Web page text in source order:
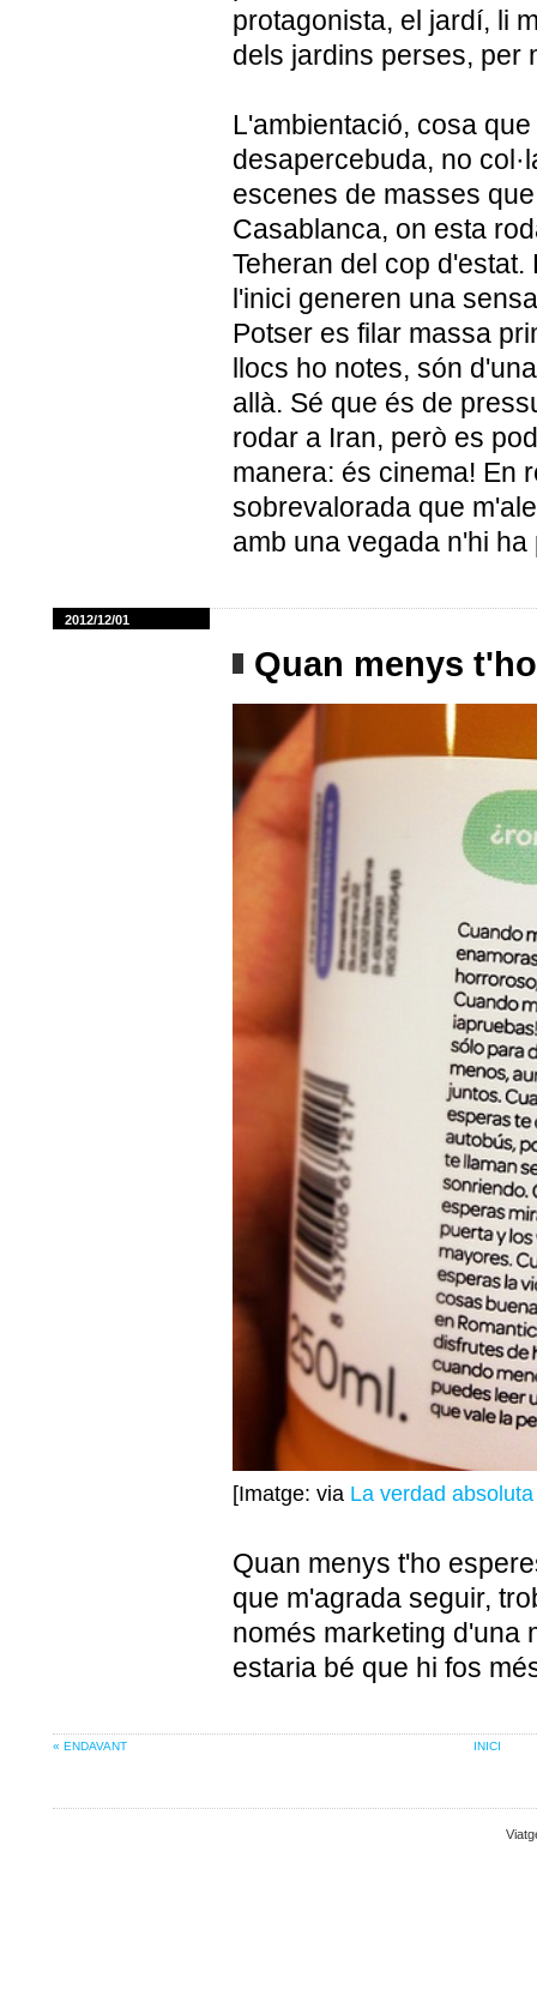
protagonista, el jardí, li
dels jardins perses, per
L'ambientació, cosa
desapercebuda, no
escenes de masses
Casablanca, on esta
Teheran del cop
l'inici generen una
Potser es filar massa
llocs ho notes, són
allà. Sé que és de
rodar a Iran, però es
manera: és cinema! En
sobrevalorada que
amb una vegada n'hi ha
2012/12/01
Quan menys
[Imatge: via La verdad
Quan menys t'ho
que m'agrada seguir,
només marketing d'una
estaria bé que hi fos
« ENDAVANT INICI